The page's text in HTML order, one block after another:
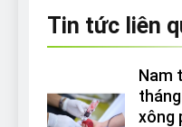
Tin tức liên
Nam
xông